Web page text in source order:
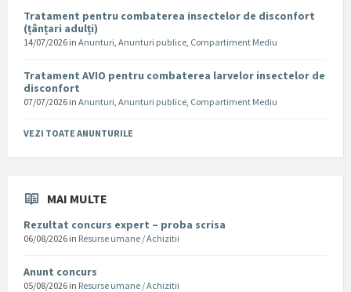
Tratament pentru combaterea insectelor de disconfort
(țânțari adulți)
14/07/2026 in Anunturi, Anunturi publice, Compartiment Mediu
Tratament AVIO pentru combaterea larvelor insectelor de
disconfort
07/07/2026 in Anunturi, Anunturi publice, Compartiment Mediu
VEZI TOATE ANUNTURILE
MAI MULTE
Rezultat concurs expert – proba scrisa
06/08/2026 in Resurse umane / Achizitii
Anunt concurs
05/08/2026 in Resurse umane / Achizitii